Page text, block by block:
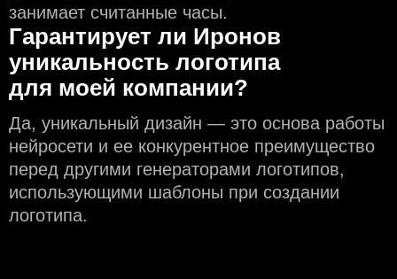
занимает считанные часы.
Гарантирует ли Иронов
уникальность логотипа
для моей компании?
Да, уникальный дизайн — это основа работы
нейросети и еe конкурентное преимущество
перед другими генераторами логотипов,
использующими шаблоны при создании
логотипа.